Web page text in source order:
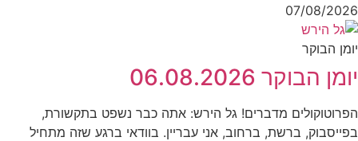
07/08/2026
יומן הבוקר
יומן הבוקר 06.08.2026
הפרוטוקולים מדברים! גל הירש: אתה כבר נשפט בתקשורת,
בפייסבוק, ברשת, ברחוב, אני עבריין. בוודאי ברגע שזה מתחיל